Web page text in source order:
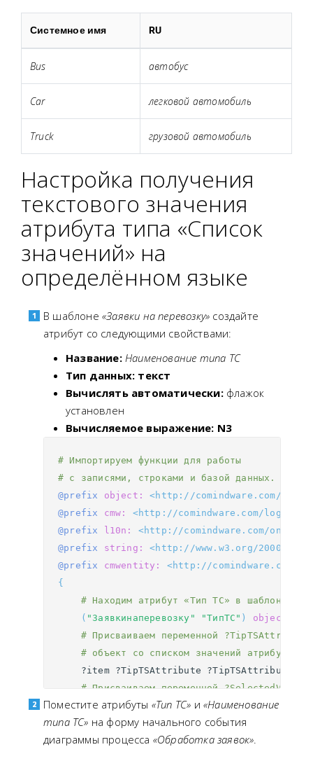
Системное имя RU
Bus автобус
Car легковой автомобиль
Truck грузовой автомобиль
Настройка получения
текстового значения
атрибута типа «Список
значений» на
определённом языке
В шаблоне «Заявки на перевозку» создайте
атрибут со следующими свойствами:
Название: Наименование типа ТС
Тип данных: текст
Вычислять автоматически:флажок
установлен
Вычисляемое выражение: N3
# Импортируем функции для работы
# с записями, строками и базой данных.
@prefix
object:
<http://comindware.com/
@prefix
cmw: <http://comindware.com/logics#>
@prefix
l10n:
<http://comindware.com/
@prefix
string:
<http://www.w3.org/2000/10/
@prefix
cmwentity:
<http://comindware.com/
{
# Находим атрибут «Тип ТС» в шаблоне
( "Заявкинаперевозку" "ТипТС" ) object
# Присваиваем переменной
# объект со списком значений атрибута
?item
?TipTSAttribute
# Присваиваем переменной ?SelectedValue
# объект с выбранным значением атрибута.
?TipTSAttributeValues
cmw:variantName
# Присваиваем переменной ?names массив
Поместите атрибуты «Тип ТС» и«Наименование
типа ТС» на форму начального события
диаграммы процесса «Обработка заявок».